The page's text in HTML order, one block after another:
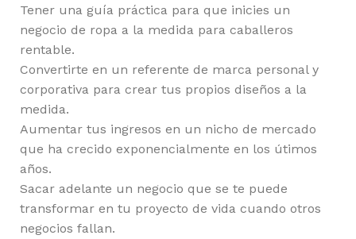
Tener una guía práctica para que inicies un
negocio de ropa a la medida para caballeros
rentable.
Convertirte en un referente de marca personal y
corporativa para crear tus propios diseños a la
medida.
Aumentar tus ingresos en un nicho de mercado
que ha crecido exponencialmente en los útimos
años.
Sacar adelante un negocio que se te puede
transformar en tu proyecto de vida cuando otros
negocios fallan.